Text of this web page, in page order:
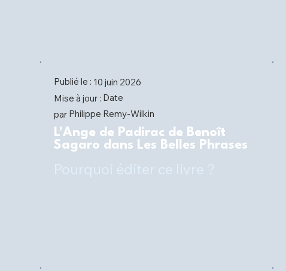
Publié le : 10 juin 2026
Mise à jour : Date
par Philippe Remy-Wilkin
L'Ange de Padirac de Benoît
Sagaro dans Les Belles Phrases